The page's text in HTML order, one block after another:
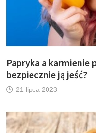
Papryka a karmienie
bezpiecznie ją jeść?
21 lipca 2023